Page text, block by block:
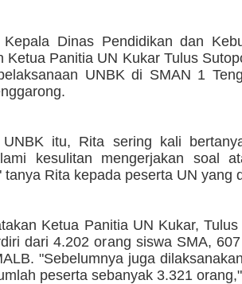
Dinas Pendidikan dan
Ketua Panitia UN Kukar Tulus
UNBK di SMAN 1
UNBK itu, Rita sering kali
kesulitan mengerjakan soal
tanya Rita kepada peserta UN yang
Ketua Panitia UN Kukar,
dari 4.202 orang siswa SMA,
"Sebelumnya juga
peserta sebanyak 3.321